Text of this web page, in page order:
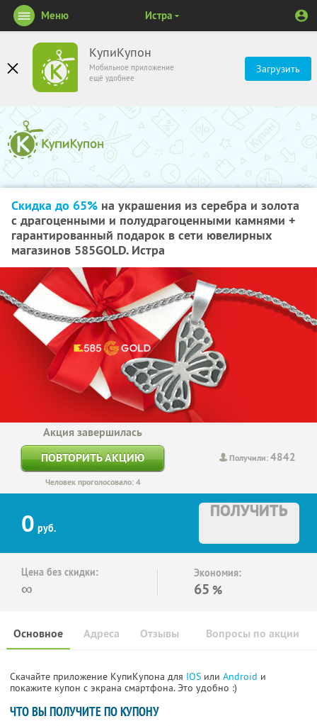
КупиКупон
Мобильное приложение
ещё удобнее
Загрузить
Меню Истра
Скидка до 65% на украшения из серебра и золота
с драгоценными и полудрагоценными камнями +
гарантированный подарок в сети ювелирных
магазинов 585GOLD. Истра
Получили:4842
Акция завершилась
ПОВТОРИТЬ АКЦИЮ
Человек проголосовало: 4
0 руб.
ПОЛУЧИТЬ
Цена без скидки:
∞
Экономия:
65 %
Основное Отзывы Вопросы по акции
Адреса
Скачайте приложение КупиКупона для IOS или Android и
покажите купон с экрана смартфона. Это удобно :)
ЧТО ВЫ ПОЛУЧИТЕ ПО КУПОНУ